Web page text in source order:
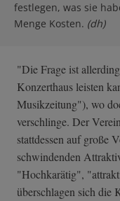
festlegen, was sie
Menge Kosten. (dh)
"Die Frage ist
Konzerthaus leisten
Musikzeitung"), wo
verschlinge. Der
stattdessen auf große
schwindenden
"Hochkarätig",
überschlagen sich die